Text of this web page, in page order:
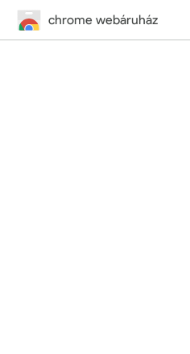
chrome webáruház